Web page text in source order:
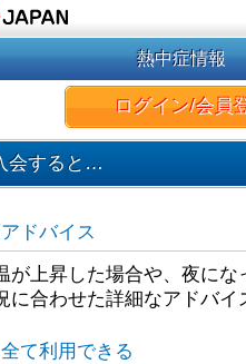
熱中症情報
ログイン/会員
会すると…
ドバイス
が上昇した場合や、夜に
に合わせた詳細なアドバイ
て利用できる